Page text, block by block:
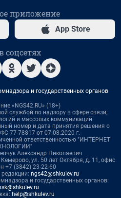
приложение
App Store
соцсетях
и государственных органов
«NGS42.RU» (18+)
службой по надзору в сфере связи,
и массовых коммуникаций
номер и дата принятия решения о
77-78817 от 07.08.2020 г.
ответственностью "ИНТЕРНЕТ
Александр Николаевич
ул. 50 лет Октября, д. 11, офис
+7 (3842) 23-22-60
ngs42@shkulev.ru
и государственных органов:
help@shkulev.ru